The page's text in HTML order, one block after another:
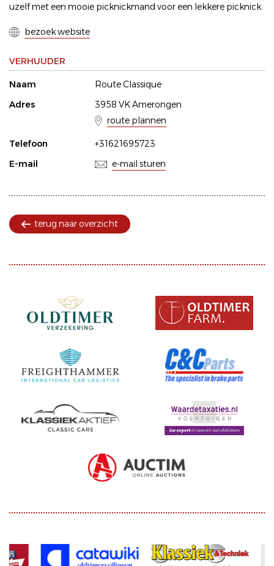
uzelf met een mooie picknickmand voor een lekkere picknick.
bezoek website
VERHUUDER
Naam
Route Classique
Adres
3958 VK Amerongen
route plannen
Telefoon
+31621695723
E-mail
e-mail sturen
terug naar overzicht